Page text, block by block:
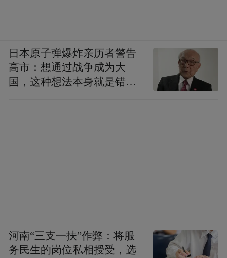
日本原子弹爆炸亲历者警告
高市：想通过战争成为大
国，这种想法本身就是错误
河南“三支一扶”作弊：将服
务民生的岗位私相授受，选